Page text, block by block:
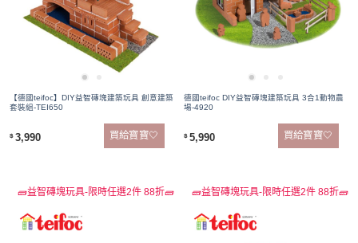
【德國teifoc】DIY益智磚塊建築玩具 創意建築
套裝組-TEI650
$ 3,990 買給寶寶🤍
德國teifoc DIY益智磚塊建築玩具 3合1動物農
場-4920
$ 5,990 買給寶寶🤍
🧱益智磚塊玩具-限時任選2件 88折🧱 🧱益智磚塊玩具-限時任選2件 88折🧱